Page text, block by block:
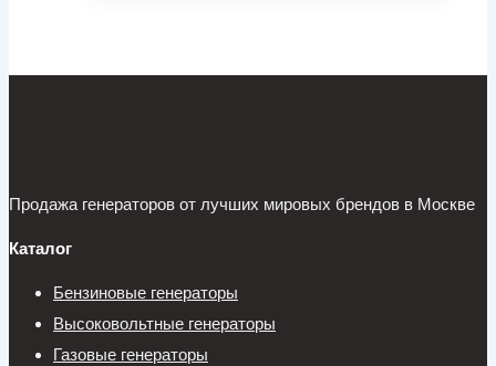
Продажа генераторов от лучших мировых брендов в Москве
Каталог
Бензиновые генераторы
Высоковольтные генераторы
Газовые генераторы